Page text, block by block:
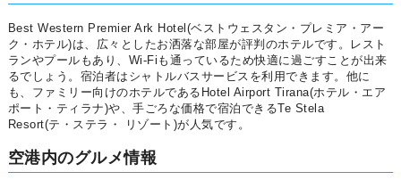
Best Western Premier Ark Hotel(ベストウェスタン・プレミア・アー
ク・ホテル)は、広々としたお洒落な部屋が評判のホテルです。レスト
ランやプールもあり、Wi-Fiも通っているため快適に過ごすことが出来
るでしょう。宿泊者はシャトルバスサービスを利用できます。他に
も、ファミリー向けのホテルであるHotel Airport Tirana(ホテル・エア
ポート・ティラナ)や、手ごろな価格で宿泊できるTe Stela
Resort(テ・ステラ・ リゾート)が人気です。
空港内のグルメ情報